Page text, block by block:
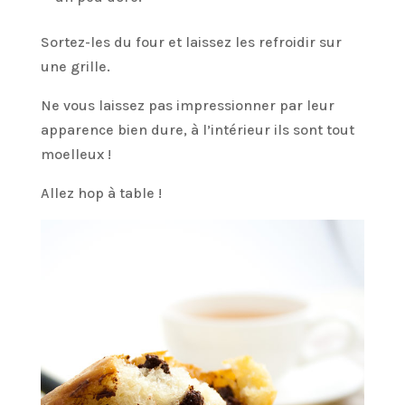
Sortez-les du four et laissez les refroidir sur
une grille.
Ne vous laissez pas impressionner par leur
apparence bien dure, à l’intérieur ils sont tout
moelleux !
Allez hop à table !